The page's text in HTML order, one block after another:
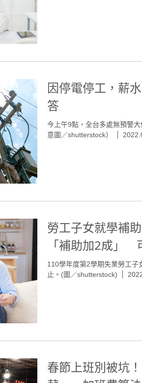
因停電停工，薪
答
今上午9點，全台多處無預警
意圖／shutterstock）
勞工子女就學補
「補助加2成」
110學年度第2學期失業勞工子
止。(圖／shutterstock)
春節上班別被坑